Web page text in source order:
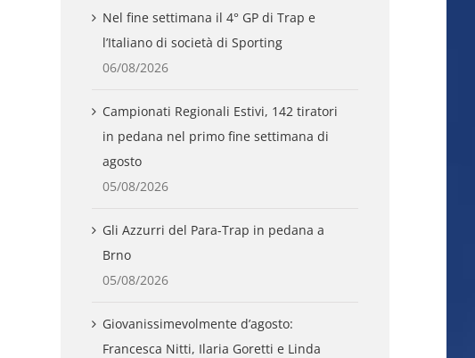
Nel fine settimana il 4° GP di Trap e
l’Italiano di società di Sporting
06/08/2026
Campionati Regionali Estivi, 142 tiratori
in pedana nel primo fine settimana di
agosto
05/08/2026
Gli Azzurri del Para-Trap in pedana a
Brno
05/08/2026
Giovanissimevolmente d’agosto:
Francesca Nitti, Ilaria Goretti e Linda